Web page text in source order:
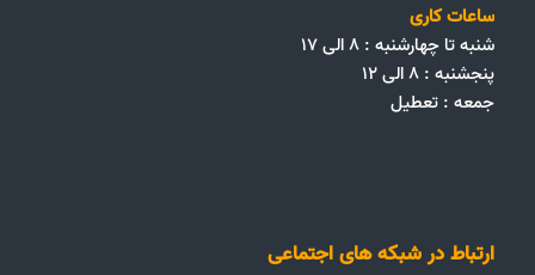
ساعات کاری
شنبه تا چهارشنبه : ۸ الی ۱۷
پنجشنبه : ۸ الی ۱۲
جمعه‌ :‌ تعطیل
ارتباط در شبکه های اجتماعی